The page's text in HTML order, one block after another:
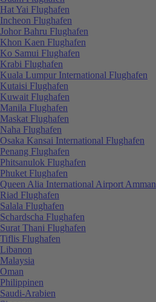
Hat Yai Flughafen
Incheon Flughafen
Johor Bahru Flughafen
Khon Kaen Flughafen
Ko Samui Flughafen
Krabi Flughafen
Kuala Lumpur International Flughafen
Kutaisi Flughafen
Kuwait Flughafen
Manila Flughafen
Maskat Flughafen
Naha Flughafen
Osaka Kansai International Flughafen
Penang Flughafen
Phitsanulok Flughafen
Phuket Flughafen
Queen Alia International Airport Amman
Riad Flughafen
Salala Flughafen
Schardscha Flughafen
Surat Thani Flughafen
Tiflis Flughafen
Libanon
Malaysia
Oman
Philippinen
Saudi-Arabien